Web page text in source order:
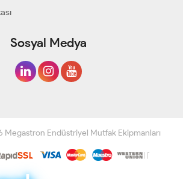
Sosyal Medya
Megastron Endüstriyel Mutfak Ekipmanları